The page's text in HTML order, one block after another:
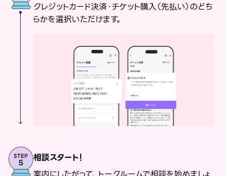
クレジットカード決済・チケット購入（先払い）のどち
らかを選択いただけます。
相談スタート！